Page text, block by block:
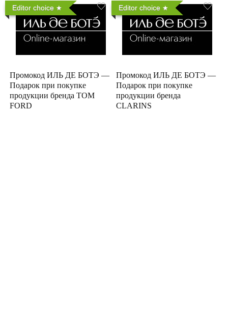
Editor choice
Промокод ИЛЬ ДЕ БОТЭ —
Подарок при покупке
продукции бренда TOM
FORD
Editor choice
Промокод ИЛЬ ДЕ БОТЭ —
Подарок при покупке
продукции бренда
CLARINS